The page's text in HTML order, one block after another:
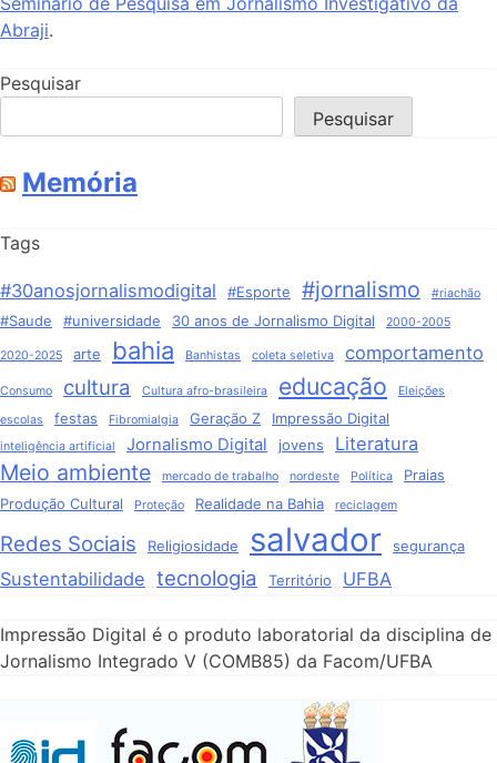
Abraji.
Pesquisar
Pesquisar
Memória
Tags
#30anosjornalismodigital #Esporte #jornalismo #riachão
#Saude #universidade 30 anos de Jornalismo Digital 2000-2005
2020-2025 arte bahia Banhistas coleta seletiva comportamento
Consumo cultura Cultura afro-brasileira educação
Eleições
escolas
festas Fibromialgia Geração Z Impressão Digital
inteligência artificial Jornalismo Digital jovens Literatura
Meio ambiente mercado de trabalho nordeste Política
Praias
Produção Cultural
Proteção Realidade na Bahia reciclagem
Redes Sociais Religiosidade salvador segurança
Sustentabilidade tecnologia Território UFBA
Impressão Digital é o produto laboratorial da disciplina de
Jornalismo Integrado V (COMB85) da Facom/UFBA